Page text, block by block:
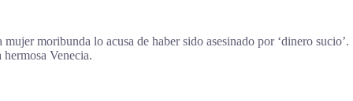
moribunda lo acusa de haber sido asesinado por ‘dinero sucio’.
Venecia.